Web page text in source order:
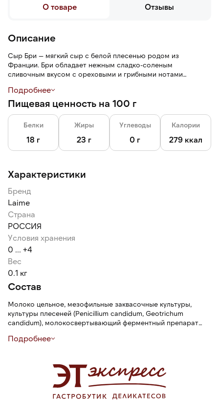
О товаре Отзывы
Описание
Сыр Бри — мягкий сыр с белой плесенью родом из
Франции. Бри обладает нежным сладко-соленым
сливочным вкусом с ореховыми и грибными нотами
съедобна. Добавление соуса из черного трюфеля и
шампиньонов придает сыру глубокий пряный аромат,
маслянистый с землистыми оттенками вкус.
Penicillium candidum специально культивируется для
производства сыров с белой плесенью, придает сырам
характерный вкус, пикантный аромат и белую корочку.
Подробнее
Пищевая ценность на 100 г
Белки
18 г
Жиры
23 г
Углеводы
0 г
Калории
279 ккал
Характеристики
Бренд
Laime
Страна
РОССИЯ
Условия хранения
0 ... +4
Вес
0.1 кг
Состав
Молоко цельное, мезофильные заквасочные культуры,
культуры плесеней (Penicillium candidum, Geotrichum
candidum), молокосвертывающий ферментный препарат
хлорид кальция, соус (сальса) грибной с трюфелем
подсолнечное масло, соль, пряности).
Подробнее